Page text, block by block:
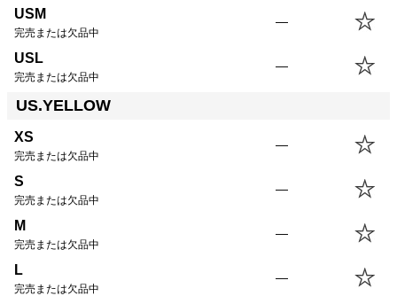
USM
完売または欠品中
—
USL
完売または欠品中
—
US.YELLOW
XS
完売または欠品中
—
S
完売または欠品中
—
M
完売または欠品中
—
L
完売または欠品中
—